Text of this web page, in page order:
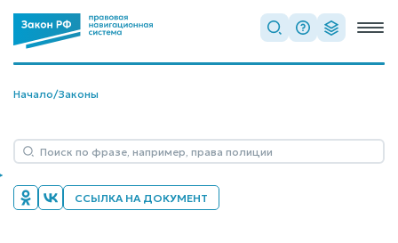
Начало/Законы
ССЫЛКА НА ДОКУМЕНТ